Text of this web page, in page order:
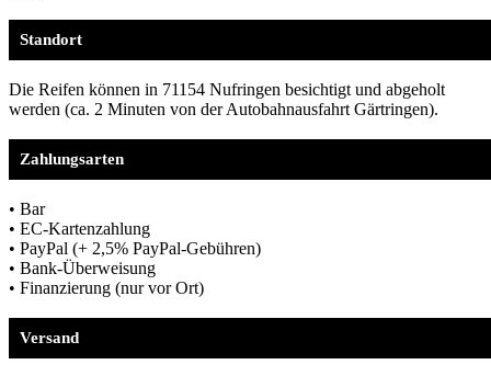
Standort
Die Reifen können in 71154 Nufringen besichtigt und abgeholt
werden (ca. 2 Minuten von der Autobahnausfahrt Gärtringen).
Zahlungsarten
• Bar
• EC-Kartenzahlung
• PayPal (+ 2,5% PayPal-Gebühren)
• Bank-Überweisung
• Finanzierung (nur vor Ort)
Versand